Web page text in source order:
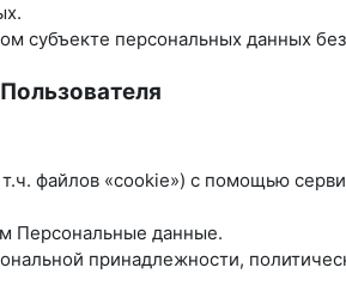
персональных данных без
файлов «cookie») с помощью
Персональные данные.
принадлежности,